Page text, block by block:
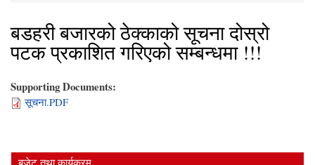
बडहरी बजारको ठेक्काको सूचना दोस्रो
पटक प्रकाशित गरिएको सम्बन्धमा !!!
Supporting Documents:
सूचना.PDF
बजेट तथा कार्यक्रम